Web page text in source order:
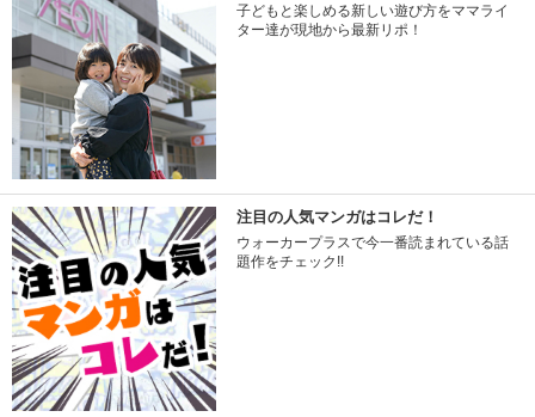
子どもと楽しめる新しい遊び方をママライ
ター達が現地から最新リポ！
注目の人気マンガはコレだ！
ウォーカープラスで今一番読まれている話
題作をチェック!!